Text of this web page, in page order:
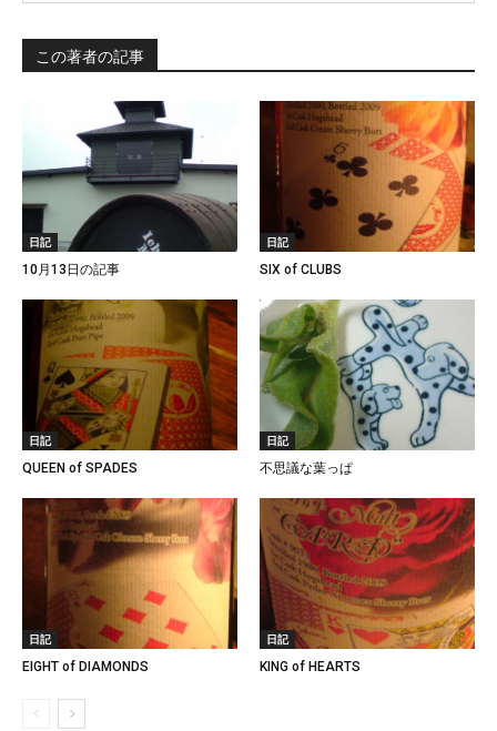
この著者の記事
日記
10月13日の記事
日記
SIX of CLUBS
日記
QUEEN of SPADES
日記
不思議な葉っぱ
日記
EIGHT of DIAMONDS
日記
KING of HEARTS